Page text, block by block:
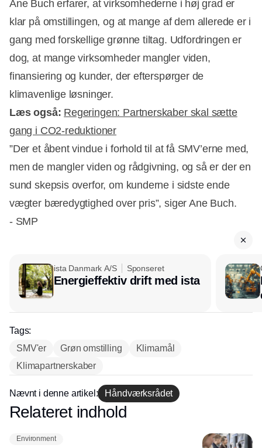
Ane Buch erfarer, at virksomhederne i høj grad er
klar på omstillingen, og at mange af dem allerede er i
gang med forskellige grønne tiltag. Udfordringen er
dog, at mange virksomheder mangler viden,
finansiering og kunder, der efterspørger de
klimavenlige løsninger.
Læs også: Regeringen: Partnerskaber skal sætte
gang i CO2-reduktioner
”Der et åbent vindue i forhold til at få SMV’erne med,
men de mangler viden og rådgivning, og så er der en
sund skepsis overfor, om kunderne i sidste ende
vægter bæredygtighed over pris”, siger Ane Buch.
- SMP
ista Danmark A/S Sponseret
Energieffektiv drift med ista
Tags:
SMV'er
Grøn omstilling
Klimamål
Klimapartnerskaber
Nævnt i denne artikel: Håndværksrådet
Annonce
Relateret indhold
Environment